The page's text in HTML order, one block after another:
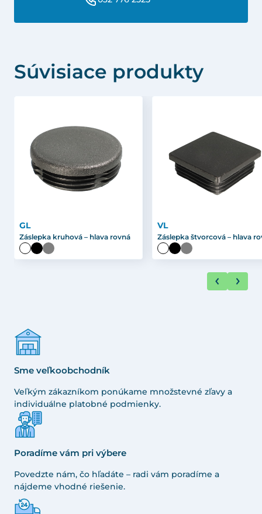
Súvisiace produkty
GL
Záslepka kruhová – hlava rovná
VL
Záslepka štvorcová – hlava
Sme veľkoobchodník
Veľkým zákazníkom ponúkame množstevné zľavy a
individuálne platobné podmienky.
Poradíme vám pri výbere
Povedzte nám, čo hľadáte – radi vám poradíme a
nájdeme vhodné riešenie.